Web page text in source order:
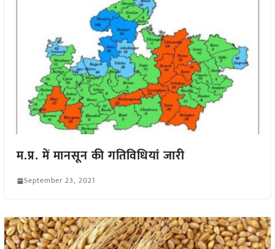
म.प्र. में मानसून की गतिविधियां जारी
September 23, 2021